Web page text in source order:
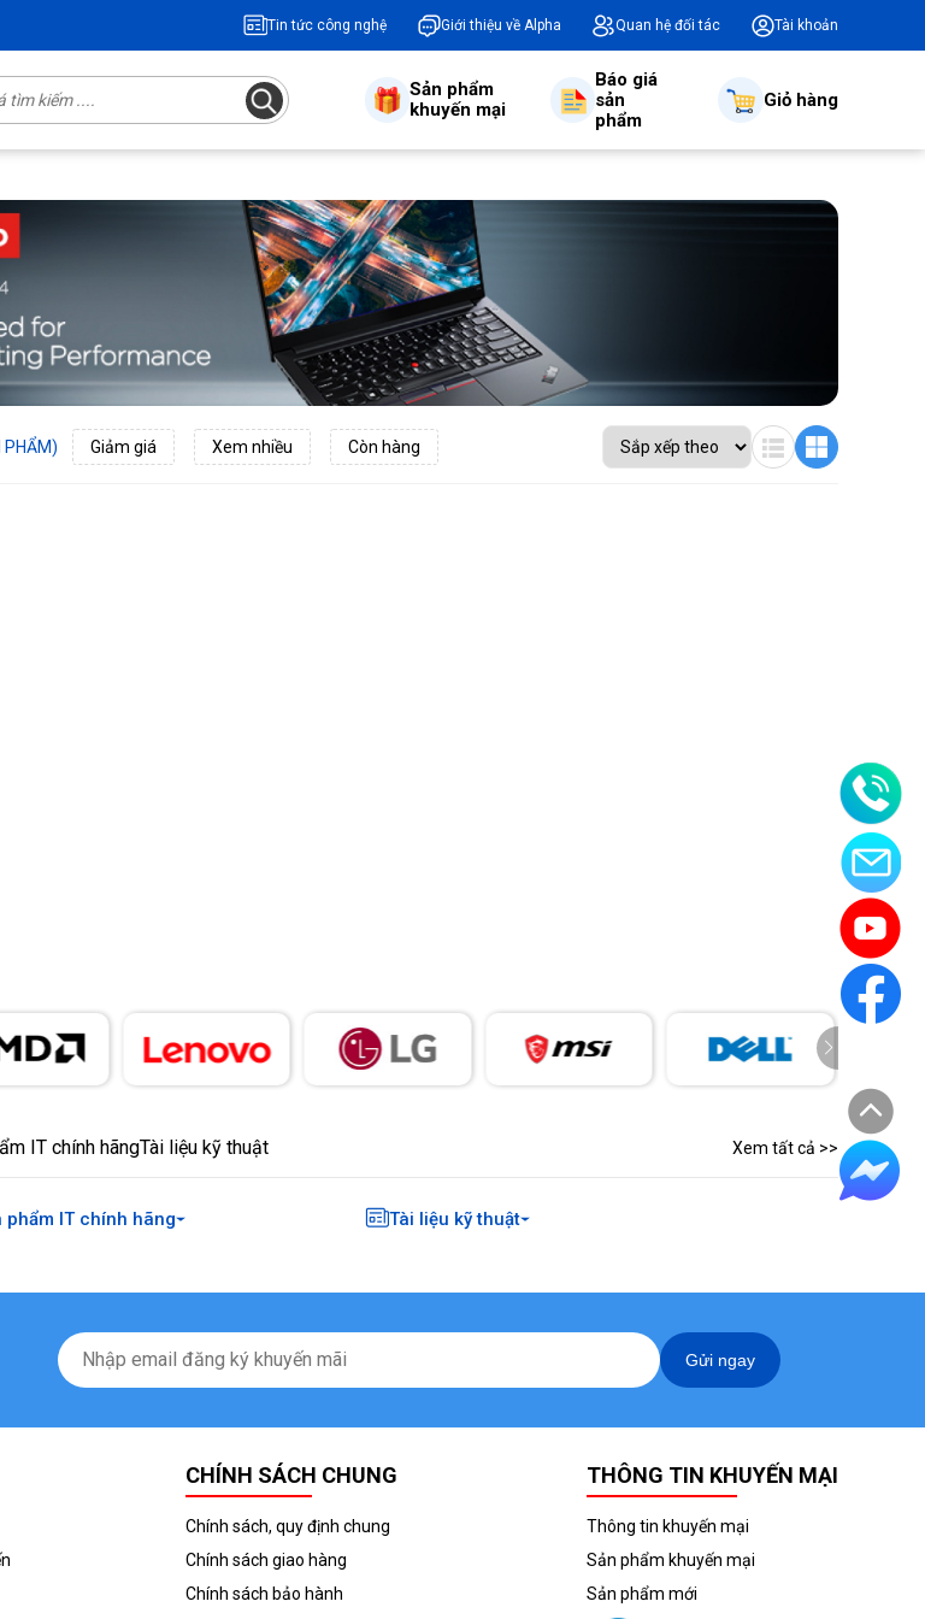
Tin tức công nghệ Giới thiệu về Alpha Quan hệ đối tác Tài khoản
Sản phẩm
khuyến mại
Báo giá
sản
phẩm
Giỏ hàng
PHẨM) Giảm giá Xem nhiều Còn hàng
IT chính hãngTài liệu kỹ thuật Xem tất cả >>
phẩm IT chính hãng Tài liệu kỹ thuật
Gửi ngay
CHÍNH SÁCH CHUNG
Chính sách, quy định chung
Chính sách giao hàng
Chính sách bảo hành
THÔNG TIN KHUYẾN MẠI
Thông tin khuyến mại
Sản phẩm khuyến mại
Sản phẩm mới